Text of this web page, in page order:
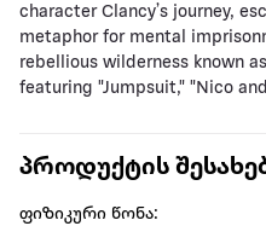
character Clancy’s journey,
metaphor for mental
rebellious wilderness known
featuring "Jumpsuit," "Nico
პროდუქტის
ფიზიკური წონა: